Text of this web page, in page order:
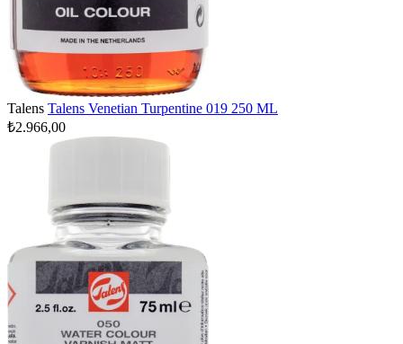
Talens Talens Venetian Turpentine 019 250 ML
₺2.966,00